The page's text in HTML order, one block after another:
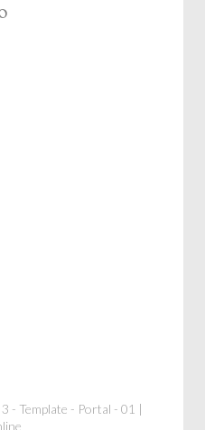
- Template - Portal - 01 |